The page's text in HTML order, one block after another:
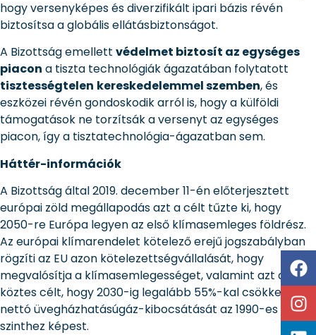
hogy versenyképes és diverzifikált ipari bázis révén
biztosítsa a globális ellátásbiztonságot.
A Bizottság emellett védelmet biztosít az egységes
piacon a tiszta technológiák ágazatában folytatott
tisztességtelen kereskedelemmel szemben, és
eszközei révén gondoskodik arról is, hogy a külföldi
támogatások ne torzítsák a versenyt az egységes
piacon, így a tisztatechnológia-ágazatban sem.
Háttér-információk
A Bizottság által 2019. december 11-én előterjesztett
európai zöld megállapodás azt a célt tűzte ki, hogy
2050-re Európa legyen az első klímasemleges földrész.
Az európai klímarendelet kötelező erejű jogszabályban
rögzíti az EU azon kötelezettségvállalását, hogy
megvalósítja a klímasemlegességet, valamint azt a
köztes célt, hogy 2030-ig legalább 55%-kal csökkenti a
nettó üvegházhatásúgáz-kibocsátását az 1990-es
szinthez képest.